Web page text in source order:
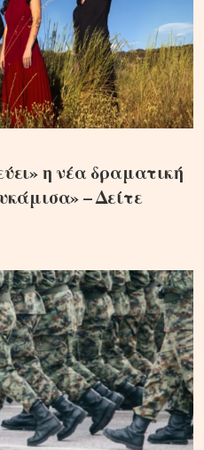
η νέα δραματική
– Δείτε